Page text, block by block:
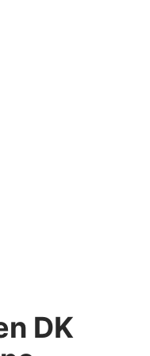
DK